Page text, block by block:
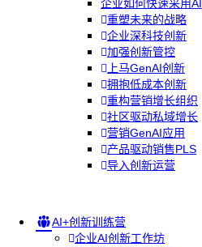
企业如何快速采用AI
重塑未来的战略
企业深科技创新
加强创新管控
上马GenAI创新
拥抱低成本创新
重构营销增长组织
社区驱动私域增长
营销GenAI应用
产品驱动销售PLS
导入创新运营
AI+创新训练营
企业AI创新工作坊